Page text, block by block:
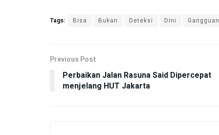
Tags: Bisa Bukan Deteksi Dini Gangguan
Previous Post
Perbaikan Jalan Rasuna Said Dipercepat
menjelang HUT Jakarta